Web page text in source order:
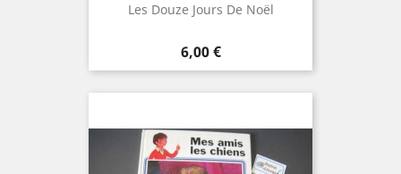
Les Douze Jours De Noël
Prix
6,00 €